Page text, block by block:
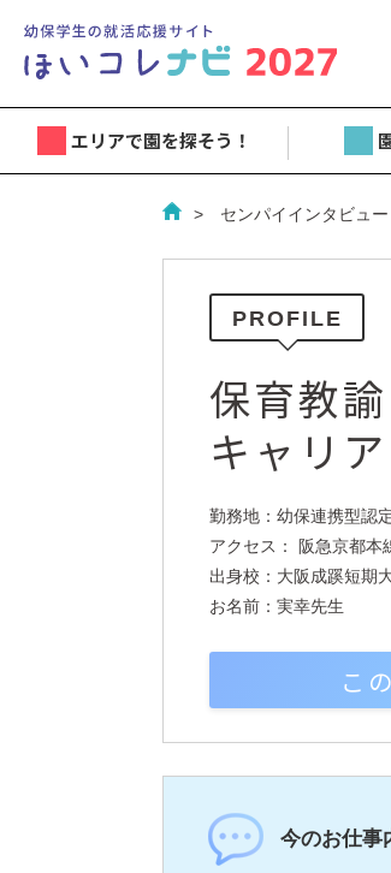
エリアで園を探そう！
センパイインタビュー
PROFILE
保育教諭
キャリ
勤務地：幼保連携型認
アクセス： 阪急京都本
出身校：大阪成蹊短期
お名前：実幸先生
こ
今のお仕事